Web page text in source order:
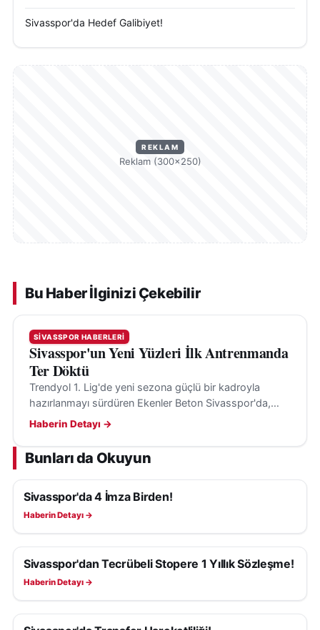
Sivasspor'da Hedef Galibiyet!
REKLAM
Reklam (300×250)
Bu Haber İlginizi Çekebilir
SIVASSPOR HABERLERI
Sivasspor'un Yeni Yüzleri İlk Antrenmanda
Ter Döktü
Trendyol 1. Lig'de yeni sezona güçlü bir kadroyla
hazırlanmayı sürdüren Ekenler Beton Sivasspor'da,
yeni transferler ilk kez takım arkadaşlarıyla birlikte
Haberin Detayı →
Bunları da Okuyun
SIVASSPOR HABERLERI
Sivasspor'da 4 İmza Birden!
Haberin Detayı →
SIVASSPOR HABERLERI
Sivasspor'dan Tecrübeli Stopere 1 Yıllık Sözleşme!
Haberin Detayı →